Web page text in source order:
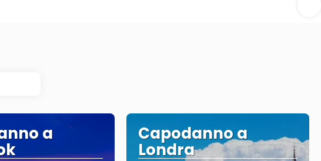
a Capodanno a
Londra